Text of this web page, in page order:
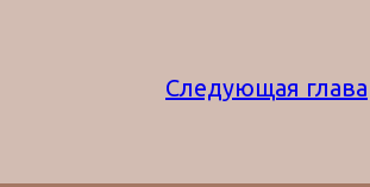
Следующая глава